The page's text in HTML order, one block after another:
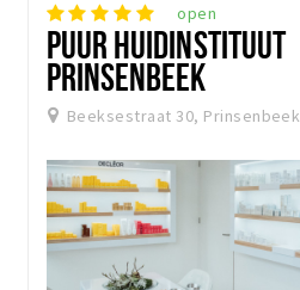
open
PUUR HUIDINSTITUUT
PRINSENBEEK
Beeksestraat 30, Prinsenbeek